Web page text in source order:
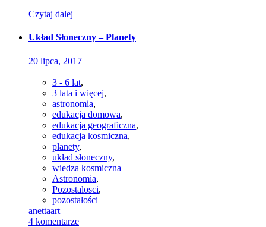
Czytaj dalej
Układ Słoneczny – Planety
20 lipca, 2017
3 - 6 lat,
3 lata i więcej,
astronomia,
edukacja domowa,
edukacja geograficzna,
edukacja kosmiczna,
planety,
układ słoneczny,
wiedza kosmiczna
Astronomia,
Pozostalosci,
pozostałości
anettaart
4 komentarze